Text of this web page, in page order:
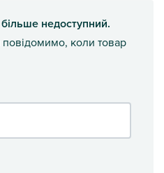
недоступний.
повідомимо, коли товар